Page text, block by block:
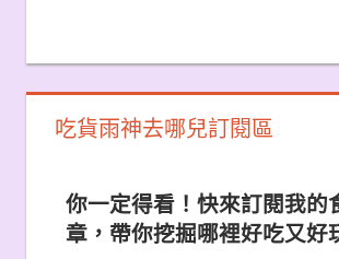
吃貨雨神去哪兒訂閱區
你一定得看！快來訂閱我的
章，帶你挖掘哪裡好吃又好